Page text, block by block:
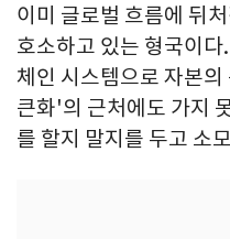
이미 글로벌 흐름에 뒤
호소하고 있는 형국이
체인 시스템으로 자본
큰화'의 근처에도 가지
를 할지 말지를 두고 소